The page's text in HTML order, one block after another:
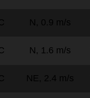
N, 0.9 m/s
N, 1.6 m/s
NE, 2.4 m/s